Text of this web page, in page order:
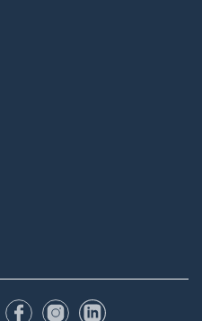
FacebookuInstagramu
LinkedIn